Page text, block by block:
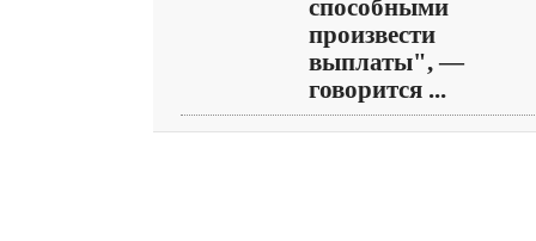
способными
произвести
выплаты", —
говорится ...